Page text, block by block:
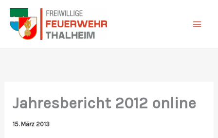
Zum
Inhalt
springen
Jahresbericht 2012 online
15. März 2013